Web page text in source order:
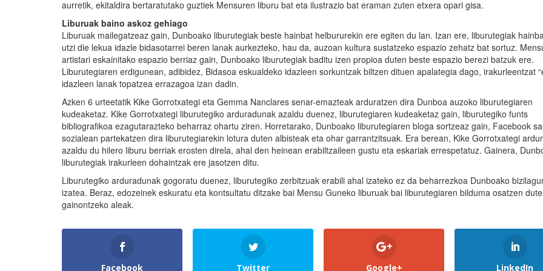
aurretik, ekitaldira bertaratutako guztiek Mensuren liburu bat eta ilustrazio bat eraman zuten etxera opari gisa.
Liburuak baino askoz gehiago
Liburuak mailegatzeaz gain, Dunboako liburutegiak beste hainbat helbururekin ere egiten du lan. Izan ere, liburutegiak
utzi die lekua idazle bidasotarrei beren lanak aurkezteko, hau da, auzoan kultura sustatzeko espazio zehatz bat sortuz.
artistari eskainitako espazio berriaz gain, Dunboako liburutegiak baditu izen propioa duten beste espazio berezi batzuk ere.
Liburutegiaren erdigunean, adibidez, Bidasoa eskualdeko idazleen sorkuntzak biltzen dituen apalategia dago, irakurleentzat
idazleen lanak topatzea errazagoa izan dadin.
Azken 6 urteetatik Kike Gorrotxategi eta Gemma Nanclares senar-emazteak arduratzen dira Dunboa auzoko liburutegiaren
kudeaketaz. Kike Gorrotxategi liburutegiko arduradunak azaldu duenez, liburutegiaren kudeaketaz gain, liburutegiko funts
bibliografikoa ezagutarazteko beharraz ohartu ziren. Horretarako, Dunboako liburutegiaren bloga sortzeaz gain, Facebook
sozialean partekatzen dira liburutegiarekin lotura duten albisteak eta ohar garrantzitsuak. Era berean, Kike Gorrotxategi
azaldu du hilero liburu berriak erosten direla, ahal den heinean erabiltzaileen gustu eta eskariak errespetatuz. Gainera,
liburutegiak irakurleen dohaintzak ere jasotzen ditu.
Liburutegiko arduradunak gogoratu duenez, liburutegiko zerbitzuak erabili ahal izateko ez da beharrezkoa Dunboako
izatea. Beraz, edozeinek eskuratu eta kontsultatu ditzake bai Mensu Guneko liburuak bai liburutegiaren bilduma osatzen
gainontzeko aleak.
Facebook Twitter Google+ LinkedIn